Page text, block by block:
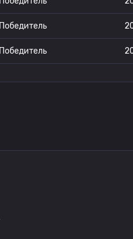
Победитель
Победитель